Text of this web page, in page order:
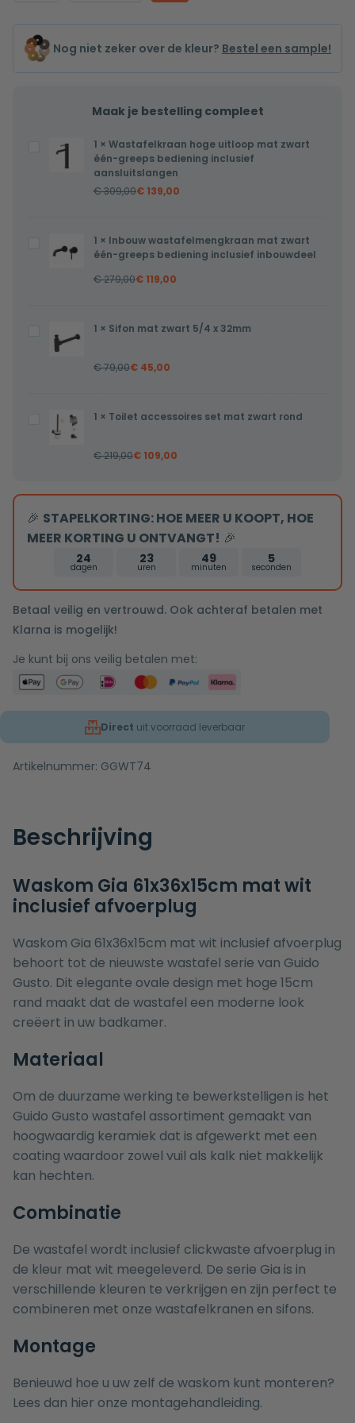
Nog niet zeker over de kleur? Bestel een sample!
Maak je bestelling compleet
Wastafelkraan
hoge
één-
bediening
aansluitslangen
1 × Wastafelkraan hoge uitloop mat zwart
één-greeps bediening inclusief
aansluitslangen
€309,00€ 139,00
Inbouw
wastafelmengkraan
greeps
bediening
1 × Inbouw wastafelmengkraan mat zwart
één-greeps bediening inclusief inbouwdeel
€279,00€ 119,00
Sifon
mat
32mm
1 × Sifon mat zwart 5/4 x 32mm
€79,00€ 45,00
Toilet
accessoires
zwart
rond
1 × Toilet accessoires set mat zwart rond
€219,00€ 109,00
🎉 STAPELKORTING: HOE MEER U KOOPT, HOE
MEER KORTING U ONTVANGT! 🎉
24
dagen
23
uren
49
minuten
5
seconden
Betaal veilig en vertrouwd. Ook achteraf betalen met
Klarna is mogelijk!
Je kunt bij ons veilig betalen met:
Direct uit voorraad leverbaar
Artikelnummer: GGWT74
Beschrijving
Waskom Gia 61x36x15cm mat wit
inclusief afvoerplug
Waskom Gia 61x36x15cm mat wit inclusief afvoerplug
behoort tot de nieuwste wastafel serie van Guido
Gusto. Dit elegante ovale design met hoge 15cm
rand maakt dat de wastafel een moderne look
creëert in uw badkamer.
Materiaal
Om de duurzame werking te bewerkstelligen is het
Guido Gusto wastafel assortiment gemaakt van
hoogwaardig keramiek dat is afgewerkt met een
coating waardoor zowel vuil als kalk niet makkelijk
kan hechten.
Combinatie
De wastafel wordt inclusief clickwaste afvoerplug in
de kleur mat wit meegeleverd. De serie Gia is in
verschillende kleuren te verkrijgen en zijn perfect te
combineren met onze wastafelkranen en sifons.
Montage
Benieuwd hoe u uw zelf de waskom kunt monteren?
Lees dan hier onze montagehandleiding.